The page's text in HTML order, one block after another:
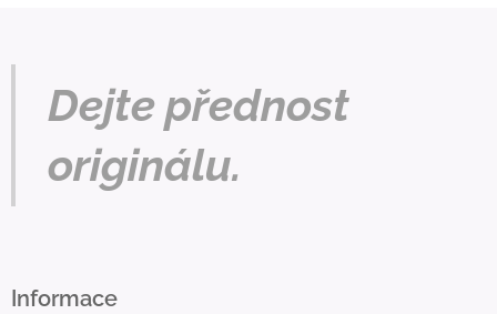
Dejte přednost
originálu.
Informace